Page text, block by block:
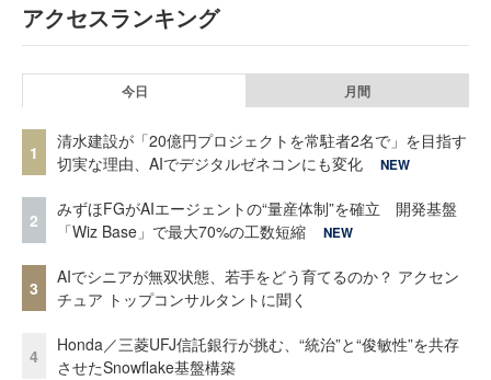
アクセスランキング
今日 月間
1
清水建設が「20億円プロジェクトを常駐者2名で」を目指す
切実な理由、AIでデジタルゼネコンにも変化
NEW
2
みずほFGがAIエージェントの“量産体制”を確立 開発基盤
「Wiz Base」で最大70%の工数短縮
NEW
3
AIでシニアが無双状態、若手をどう育てるのか？ アクセン
チュア トップコンサルタントに聞く
4
Honda／三菱UFJ信託銀行が挑む、“統治”と“俊敏性”を共存
させたSnowflake基盤構築